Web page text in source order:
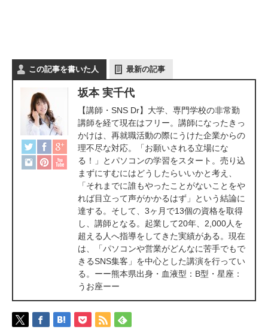
この記事を書いた人 最新の記事
坂本 実千代
【講師・SNS Dr】大学、専門学校の非常勤
講師を経て現在はフリー。講師になったきっ
かけは、再就職活動の際にうけた企業からの
理不尽な対応。「お願いされる立場にな
る！」とパソコンの学習をスタート。売り込
まずにすむにはどうしたらいいかと考え、
「それまでに誰もやったことがないことをや
れば目立って声がかかるはず」という結論に
達する。そして、3ヶ月で13個の資格を取得
し、講師となる。起業して20年、2,000人を
超える人へ指導をしてきた実績がある。現在
は、「パソコンや営業がどんなに苦手でもで
きるSNS集客」を中心とした講演を行ってい
る。ーー熊本県出身・血液型：B型・星座：
うお座ーー